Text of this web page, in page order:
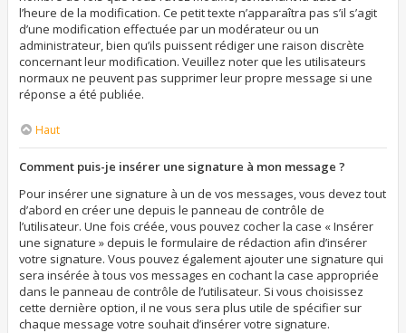
l’heure de la modification. Ce petit texte n’apparaîtra pas s’il s’agit
d’une modification effectuée par un modérateur ou un
administrateur, bien qu’ils puissent rédiger une raison discrète
concernant leur modification. Veuillez noter que les utilisateurs
normaux ne peuvent pas supprimer leur propre message si une
réponse a été publiée.
Haut
Comment puis-je insérer une signature à mon message ?
Pour insérer une signature à un de vos messages, vous devez tout
d’abord en créer une depuis le panneau de contrôle de
l’utilisateur. Une fois créée, vous pouvez cocher la case « Insérer
une signature » depuis le formulaire de rédaction afin d’insérer
votre signature. Vous pouvez également ajouter une signature qui
sera insérée à tous vos messages en cochant la case appropriée
dans le panneau de contrôle de l’utilisateur. Si vous choisissez
cette dernière option, il ne vous sera plus utile de spécifier sur
chaque message votre souhait d’insérer votre signature.